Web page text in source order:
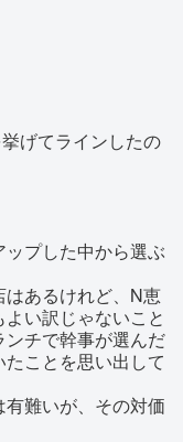
げてラインしたの
プした中から選ぶ
あるけれど、N恵
い訳じゃないこと
チで幹事が選んだ
ことを思い出して
難いが、その対価